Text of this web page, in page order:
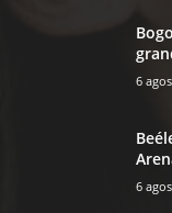
6
6